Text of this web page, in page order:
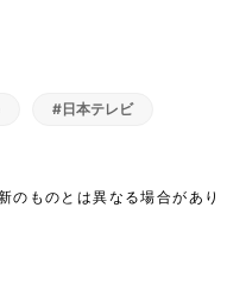
#日本テレビ
のものとは異なる場合があり